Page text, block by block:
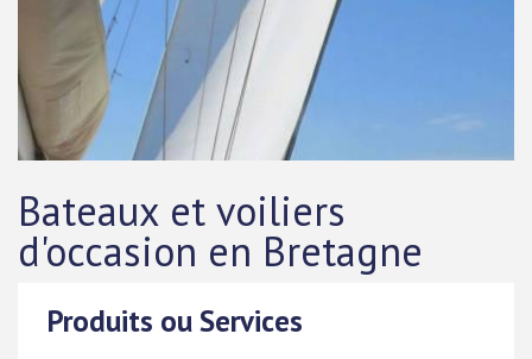
Bateaux et voiliers
d'occasion en Bretagne
Produits ou Services